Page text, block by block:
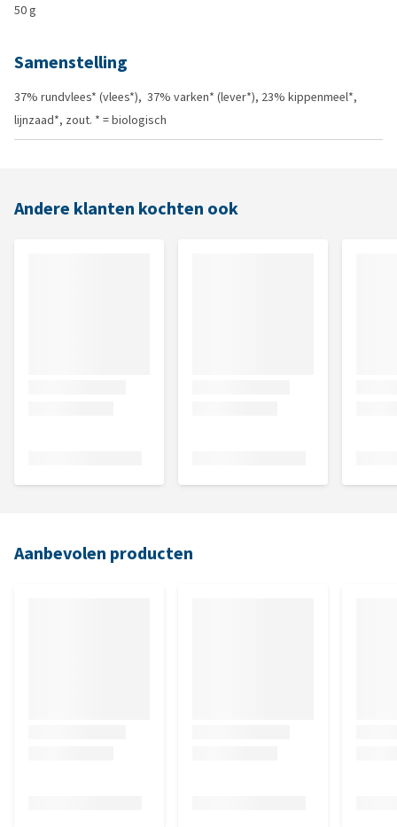
50 g
Samenstelling
37% rundvlees* (vlees*), 37% varken* (lever*), 23% kippenmeel*,
lijnzaad*, zout. * = biologisch
Andere klanten kochten ook
Aanbevolen producten